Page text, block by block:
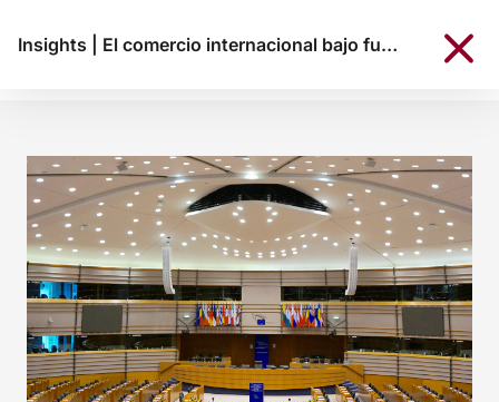
Insights El comercio internacional bajo fuego: Global outlook by KREAB